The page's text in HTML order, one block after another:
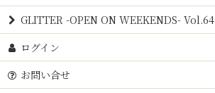
GLITTER -OPEN ON WEEKENDS- Vol.64
ログイン
お問い合せ